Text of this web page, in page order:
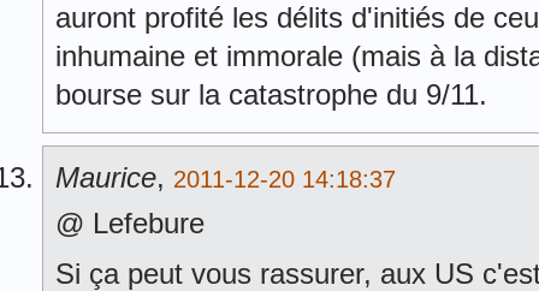
auront profité les délits d'initiés de
inhumaine et immorale (mais à la
bourse sur la catastrophe du 9/11.
Maurice, 2011-12-20 14:18:37
@ Lefebure
Si ça peut vous rassurer, aux US